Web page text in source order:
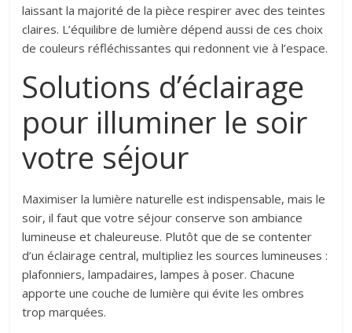
laissant la majorité de la pièce respirer avec des teintes
claires. L’équilibre de lumière dépend aussi de ces choix
de couleurs réfléchissantes qui redonnent vie à l’espace.
Solutions d’éclairage
pour illuminer le soir
votre séjour
Maximiser la lumière naturelle est indispensable, mais le
soir, il faut que votre séjour conserve son ambiance
lumineuse et chaleureuse. Plutôt que de se contenter
d’un éclairage central, multipliez les sources lumineuses :
plafonniers, lampadaires, lampes à poser. Chacune
apporte une couche de lumière qui évite les ombres
trop marquées.